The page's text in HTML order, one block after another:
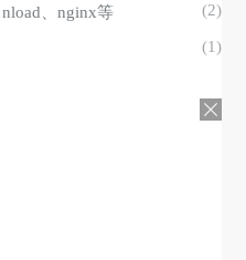
、nginx等 (2)
(1)